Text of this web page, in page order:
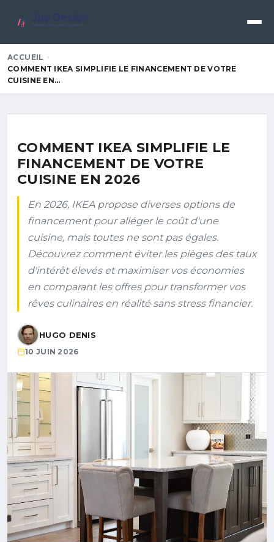
Créativité • Innovation • Excellence
ACCUEIL
COMMENT IKEA SIMPLIFIE LE FINANCEMENT DE VOTRE
CUISINE EN…
COMMENT IKEA SIMPLIFIE LE
FINANCEMENT DE VOTRE
CUISINE EN 2026
En 2026, IKEA propose diverses options de
financement pour alléger le coût d'une
cuisine, mais toutes ne sont pas égales.
Découvrez comment éviter les pièges des taux
d'intérêt élevés et maximiser vos économies
en comparant les offres pour transformer vos
rêves culinaires en réalité sans stress financier.
HUGO DENIS
10 JUIN 2026